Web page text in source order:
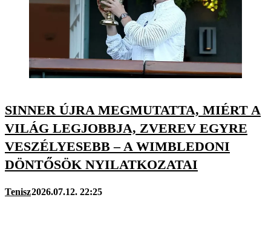
SINNER ÚJRA MEGMUTATTA, MIÉRT A
VILÁG LEGJOBBJA, ZVEREV EGYRE
VESZÉLYESEBB – A WIMBLEDONI
DÖNTŐSÖK NYILATKOZATAI
Tenisz2026.07.12. 22:25